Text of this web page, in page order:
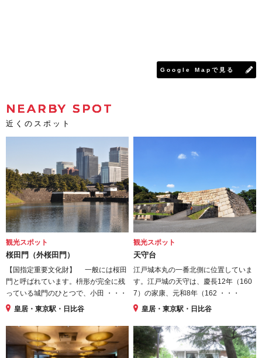
Google Mapで見る
NEARBY SPOT
近くのスポット
観光スポット
桜田門（外桜田門）
【国指定重要文化財】 一般には桜田
門と呼ばれています。枡形が完全に残
っている城門のひとつで、小田 ・・・
皇居・東京駅・日比谷
観光スポット
天守台
江戸城本丸の一番北側に位置していま
す。江戸城の天守は、慶長12年（160
7）の家康、元和8年（162 ・・・
皇居・東京駅・日比谷